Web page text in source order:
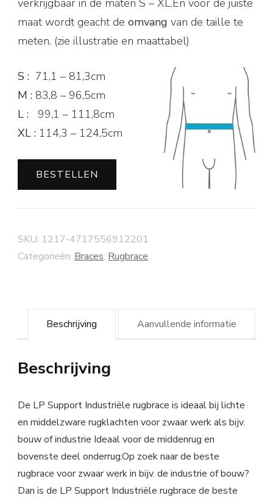
verkrijgbaar in de maten S – XL.En voor de juiste
maat wordt geacht de omvang van de taille te
meten. (zie illustratie en maattabel)
S : 71,1 – 81,3cm
M : 83,8 – 96,5cm
L : 99,1 – 111,8cm
XL : 114,3 – 124,5cm
BESTELLEN
SKU: 1217-4717556912201
Categorieën: Braces, Rugbrace
Beschrijving Aanvullende informatie
Beschrijving
De LP Support Industriële rugbrace is ideaal bij lichte
en middelzware rugklachten voor zwaar werk als bijv.
bouw of industrie Ideaal voor de middenrug en
bovenste deel onderrug.Op zoek naar de beste
rugbrace voor zwaar werk in bijv. de industrie of bouw?
Dan is de LP Support Industriële rugbrace de beste